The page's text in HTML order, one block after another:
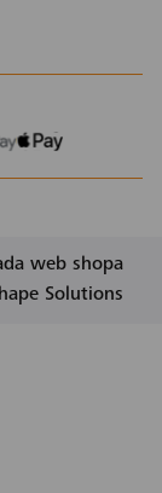
web shopa